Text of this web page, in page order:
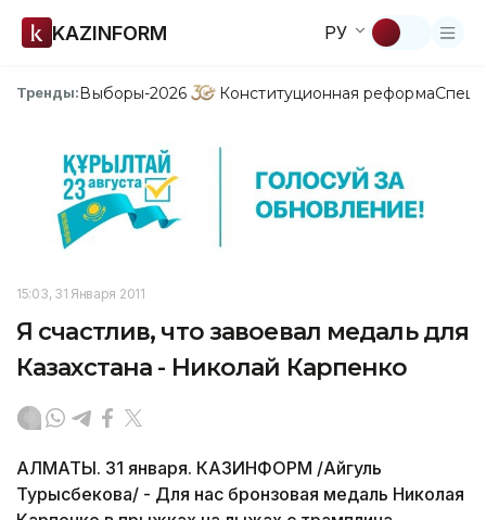
KAZINFORM РУ
Тренды:Выборы-2026 Конституционная реформа
15:03, 31 Января 2011
Я счастлив, что завоевал медаль для
Казахстана - Николай Карпенко
АЛМАТЫ. 31 января. КАЗИНФОРМ /Айгуль
Турысбекова/ - Для нас бронзовая медаль Николая